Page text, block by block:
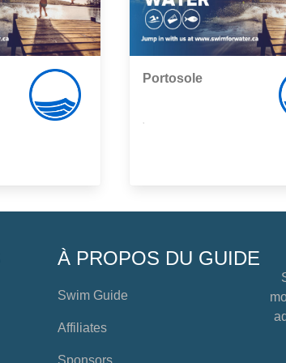
Portosole
À PROPOS DU GUIDE
Swim Guide
Affiliates
Sponsors